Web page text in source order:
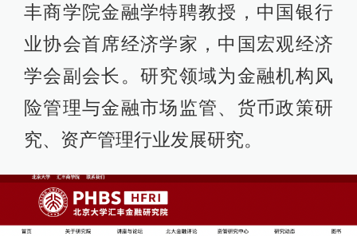
丰商学院金融学特聘教授，中国银行
业协会首席经济学家，中国宏观经济
学会副会长。研究领域为金融机构风
险管理与金融市场监管、货币政策研
究、资产管理行业发展研究。